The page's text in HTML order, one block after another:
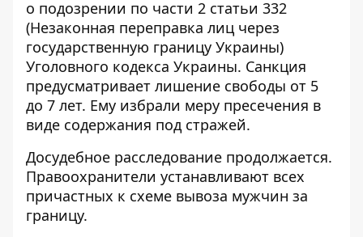
о подозрении по части 2 статьи 332
(Незаконная переправка лиц через
государственную границу Украины)
Уголовного кодекса Украины. Санкция
предусматривает лишение свободы от 5
до 7 лет. Ему избрали меру пресечения в
виде содержания под стражей.
Досудебное расследование продолжается.
Правоохранители устанавливают всех
причастных к схеме вывоза мужчин за
границу.